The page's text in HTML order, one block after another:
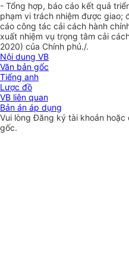
- Tổng hợp, báo cáo kết quả
phạm vi trách nhiệm được giao;
cáo công tác cải cách hành
xuất nhiệm vụ trọng tâm cải
2020) của Chính phủ./.
Nội dung VB
Văn bản gốc
Tiếng anh
Lược đồ
VB liên quan
Bản án áp dụng
Vui lòngĐăng ký tài khoản hoặc
gốc.